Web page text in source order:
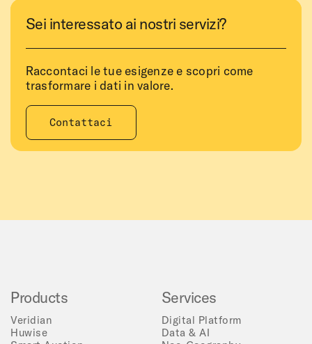
Sei interessato ai nostri servizi?
Raccontaci le tue esigenze e scopri come
trasformare i dati in valore.
Contattaci
Products
Veridian
Huwise
Services
Digital Platform
Data & AI